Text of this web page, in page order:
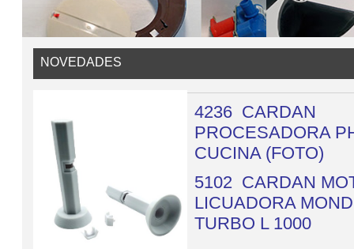
NOVEDADES
4236 CARDAN
PROCESADORA
CUCINA (FOTO)
5102 CARDAN
LICUADORA
TURBO L 1000